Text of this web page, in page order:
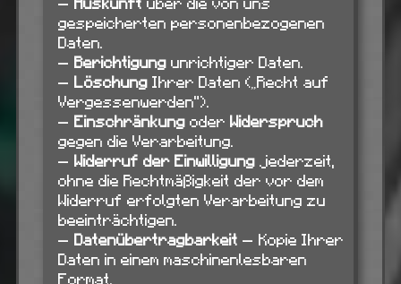
gespeicherten personenbezogenen
Daten.
— Berichtigungunrichtiger Daten.
— LöschungIhrer Daten („Recht auf
Vergessenwerden“).
— Einschränkungoder Widerspruch
gegen die Verarbeitung.
— Widerruf der Einwilligungjederzeit,
ohne die Rechtmäßigkeit der vor dem
Widerruf erfolgten Verarbeitung zu
beeinträchtigen.
— Datenübertragbarkeit — Kopie Ihrer
Daten in einem maschinenlesbaren
Format.